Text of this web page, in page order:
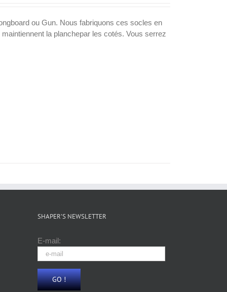
ou Gun. Nous fabriquons ces socles en
la planchepar les cotés. Vous serrez
SHAPER’S NEWSLETTER
E-mail: